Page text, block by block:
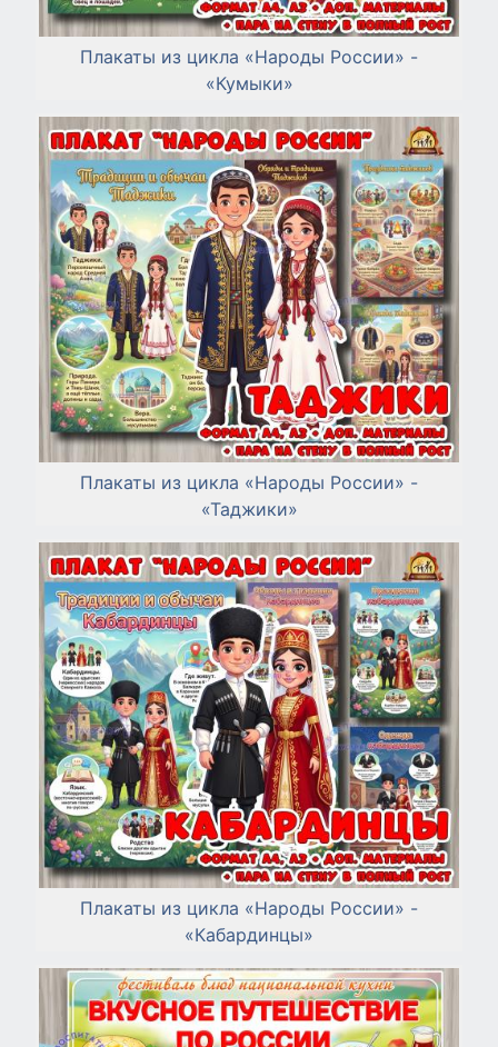
Плакаты из цикла «Народы России» -
«Кумыки»
Плакаты из цикла «Народы России» -
«Таджики»
Плакаты из цикла «Народы России» -
«Кабардинцы»